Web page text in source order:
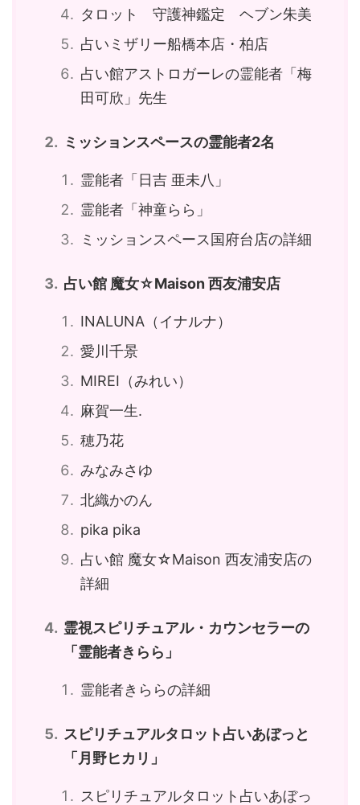
タロット 守護神鑑定 ヘブン朱美
占いミザリー船橋本店・柏店
占い館アストロガーレの霊能者「梅
田可欣」先生
ミッションスペースの霊能者2名
霊能者「日吉 亜未八」
霊能者「神童らら」
ミッションスペース国府台店の詳細
占い館 魔女☆Maison 西友浦安店
INALUNA（イナルナ）
愛川千景
MIREI（みれい）
麻賀一生.
穂乃花
みなみさゆ
北織かのん
pika pika
占い館 魔女☆Maison 西友浦安店の
詳細
霊視スピリチュアル・カウンセラーの
「霊能者きらら」
霊能者きららの詳細
スピリチュアルタロット占いあぼっと
「月野ヒカリ」
スピリチュアルタロット占いあぼっ